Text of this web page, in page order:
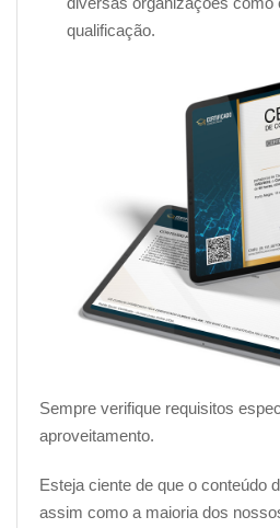
qualificação.
Sempre verifique requisitos
aproveitamento.
Esteja ciente de que o conteúdo
assim como a maioria dos